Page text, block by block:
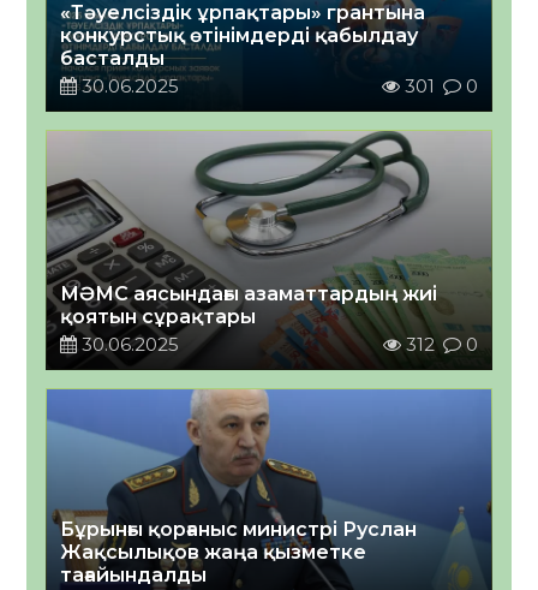
«Тәуелсіздік ұрпақтары» грантына
конкурстық өтінімдерді қабылдау
басталды
30.06.2025
301 0
МӘМС аясындағы азаматтардың жиі
қоятын сұрақтары
30.06.2025
312 0
Бұрынғы қорғаныс министрі Руслан
Жақсылықов жаңа қызметке
тағайындалды